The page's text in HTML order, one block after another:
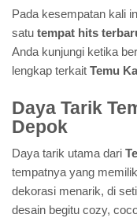
Pada kesempatan kali
satu tempat hits
Anda kunjungi ketika
lengkap terkait Temu
Daya Tarik
Depok
Daya tarik utama dari
tempatnya yang
dekorasi menarik, di
desain begitu cozy,